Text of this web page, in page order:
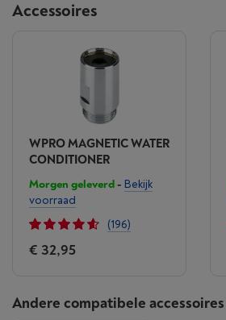
Accessoires
WPRO MAGNETIC WATER
CONDITIONER
Morgen geleverd- Bekijk
voorraad
(196)
€ 32,95
Andere compatibele accessoires